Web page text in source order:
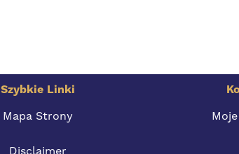
Szybkie Linki
Mapa Strony
Disclaimer